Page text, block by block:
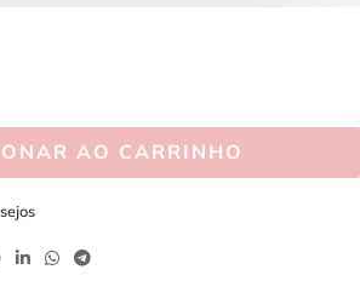
AO CARRINHO